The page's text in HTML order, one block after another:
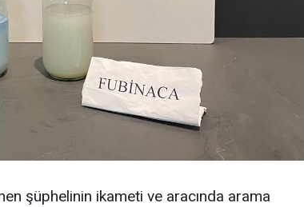
şüphelinin ikameti ve aracında arama